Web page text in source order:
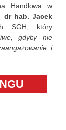
Handlowa w
dr hab. Jacek
SGH, który
gdyby nie
i